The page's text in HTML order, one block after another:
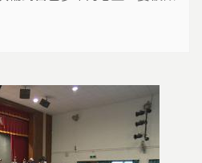
到他的眼淚就不停地流…